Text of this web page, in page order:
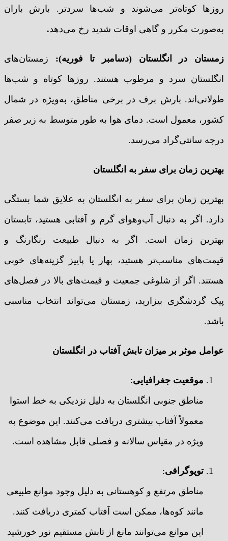
روزها کوتاه‌تر می‌شوند و شب‌ها سردتر. بارش باران
به‌صورت مکرر و گاهی اوقات شدید رخ می‌دهد.
زمستان در انگلستان (دسامبر تا فوریه): زمستان‌های
انگلستان سرد و مرطوب هستند. روزها کوتاه و شب‌ها
طولانی‌اند. بارش برف در برخی مناطق، به‌ویژه در شمال
کشور، معمول است. دمای هوا به طور متوسط به زیر صفر
درجه سانتی‌گراد می‌رسد.
بهترین زمان برای سفر به انگلستان
بهترین زمان برای سفر به انگلستان به علایق شما بستگی
دارد. اگر به دنبال آب‌وهوای گرم و آفتابی هستید، تابستان
بهترین زمان است. اگر به دنبال طبیعت رنگارنگ و
قیمت‌های مناسب‌تر هستید، بهار یا پاییز گزینه‌های خوبی
هستند. اگر از شلوغی جمعیت و قیمت‌های بالا در فصل‌های
پیک گردشگری بیزارید، زمستان می‌تواند انتخاب مناسبی
باشد.
عوامل موثر بر میزان تابش آفتاب در انگلستان
موقعیت جغرافیایی:
مناطق جنوبی انگلستان به دلیل نزدیکی به خط استوا
معمولاً آفتاب بیشتری دریافت می‌کنند. این موضوع به
ویژه در مقیاس سالانه و فصلی قابل مشاهده است.
توپوگرافی:
مناطق مرتفع و کوهستانی به دلیل وجود موانع طبیعی
مانند کوه‌ها، ممکن است آفتاب کمتری دریافت کنند.
این موانع می‌توانند مانع از تابش مستقیم نور خورشید